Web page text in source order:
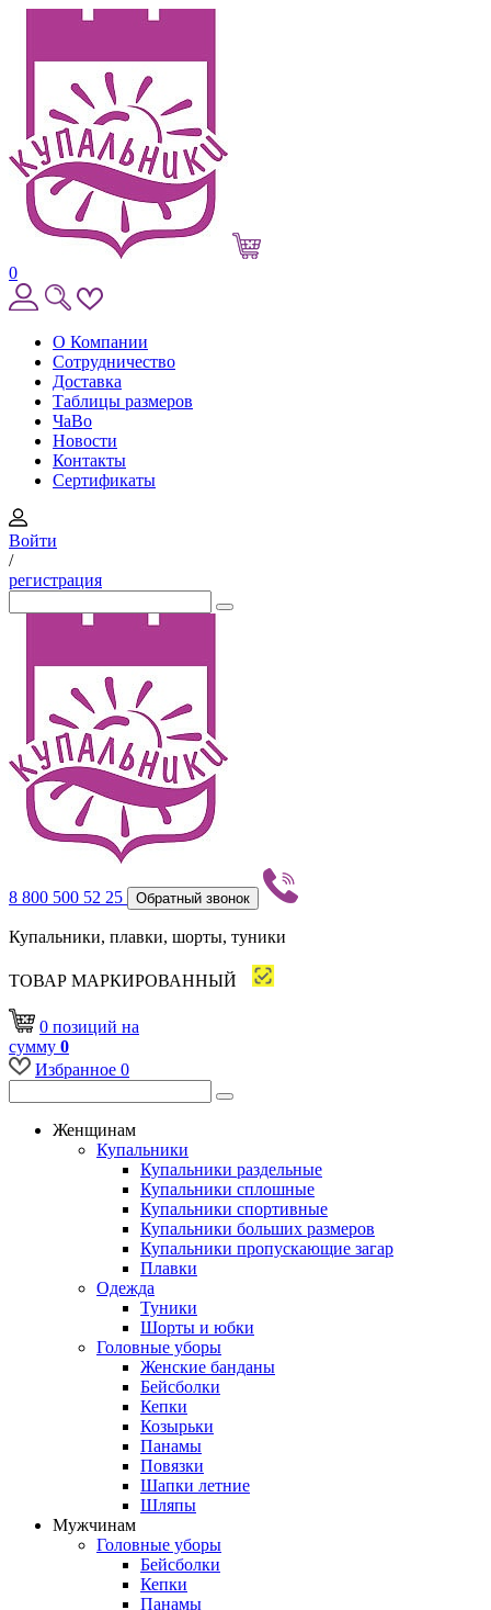
0
О Компании
Сотрудничество
Доставка
Таблицы размеров
ЧаВо
Новости
Контакты
Сертификаты
Войти
/
регистрация
8 800 500 52 25 Обратный звонок
Купальники, плавки, шорты, туники
ТОВАР МАРКИРОВАННЫЙ
0 позиций на
сумму 0
Избранное 0
Женщинам
Купальники
Купальники раздельные
Купальники сплошные
Купальники спортивные
Купальники больших размеров
Купальники пропускающие загар
Плавки
Одежда
Туники
Шорты и юбки
Головные уборы
Женские банданы
Бейсболки
Кепки
Козырьки
Панамы
Повязки
Шапки летние
Шляпы
Мужчинам
Головные уборы
Бейсболки
Кепки
Панамы